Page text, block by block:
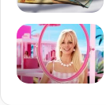
café